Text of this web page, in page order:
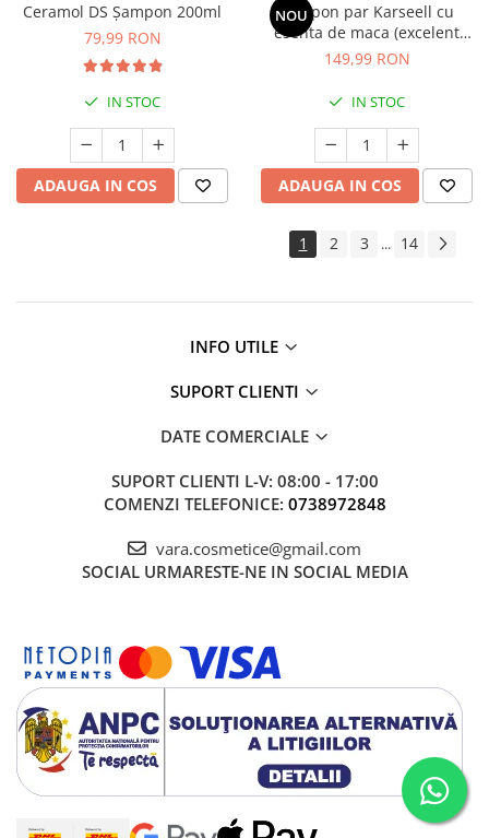
Ceramol DS Șampon 200ml
79,99 RON
IN STOC
ADAUGA IN COS
NOU
Sampon par Karseell cu
esenta de maca (excelent
pentru ingrijirea parului,
500ML
149,99 RON
IN STOC
ADAUGA IN COS
1 2 3 ... 14
INFO UTILE
SUPORT CLIENTI
DATE COMERCIALE
SUPORT CLIENTI L-V: 08:00 - 17:00
COMENZI TELEFONICE: 0738972848
vara.cosmetice@gmail.com
SOCIAL URMARESTE-NE IN SOCIAL MEDIA